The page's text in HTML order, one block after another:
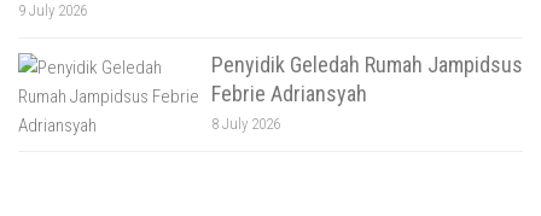
9 July 2026
Penyidik Geledah Rumah Jampidsus
Febrie Adriansyah
8 July 2026